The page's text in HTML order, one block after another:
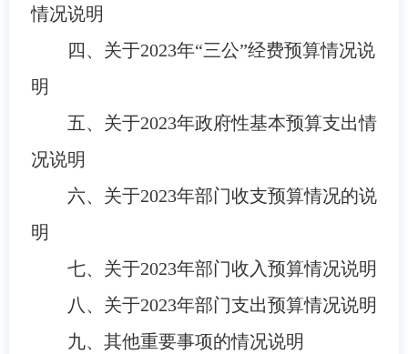
情况说明
四、关于2023年“三公”经费预算情况说
明
五、关于2023年政府性基本预算支出情
况说明
六、关于2023年部门收支预算情况的说
明
七、关于2023年部门收入预算情况说明
八、关于2023年部门支出预算情况说明
九、其他重要事项的情况说明